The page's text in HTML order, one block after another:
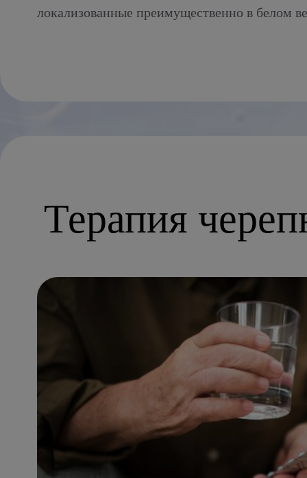
локализованные преимущественно в белом
Терапия